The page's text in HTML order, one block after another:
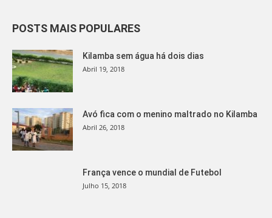
POSTS MAIS POPULARES
Kilamba sem água há dois dias
Abril 19, 2018
Avó fica com o menino maltrado no Kilamba
Abril 26, 2018
França vence o mundial de Futebol
Julho 15, 2018